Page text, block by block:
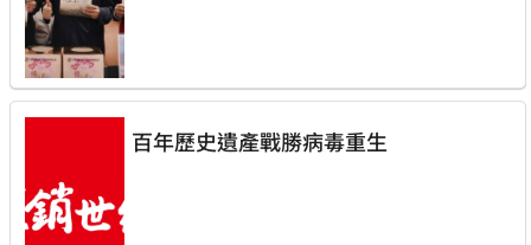
百年歷史遺產戰勝病毒重生